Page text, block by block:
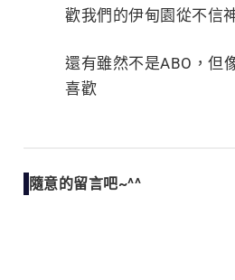
歡我們的伊甸園從不信
還有雖然不是ABO，但
喜歡
隨意的留言吧~^^